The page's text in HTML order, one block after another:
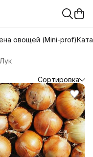
овощей (Mini-prof)
Лук
Сортировка